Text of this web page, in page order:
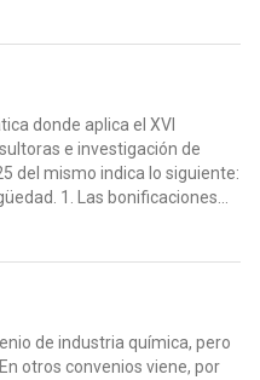
donde aplica el XVI
e investigación de
del mismo indica lo siguiente:
1. Las bonificaciones...
de industria química, pero
otros convenios viene, por